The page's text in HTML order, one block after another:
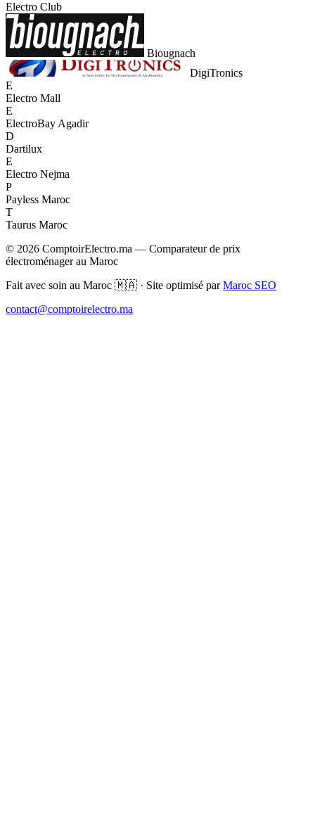
Electro Club
Biougnach
DigiTronics
E
Electro Mall
E
ElectroBay Agadir
D
Dartilux
E
Electro Nejma
P
Payless Maroc
T
Taurus Maroc
© 2026 ComptoirElectro.ma — Comparateur de prix
électroménager au Maroc
Fait avec soin au Maroc 🇲🇦 · Site optimisé parMaroc SEO
contact@comptoirelectro.ma